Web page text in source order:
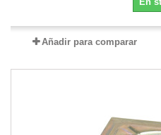
Añadir para comparar